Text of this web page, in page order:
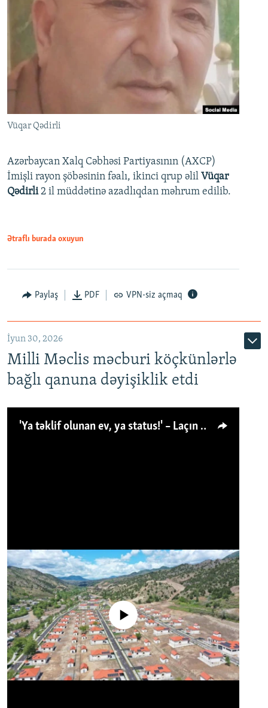
Vüqar Qədirli
Azərbaycan Xalq Cəbhəsi Partiyasının (AXCP)
İmişli rayon şöbəsinin fəalı, ikinci qrup əlil Vüqar
Qədirli2 il müddətinə azadlıqdan məhrum edilib.
Ətraflı burada oxuyun
Paylaş PDF VPN-siz açmaq
İyun 30, 2026
Milli Məclis məcburi köçkünlərlə
bağlı qanuna dəyişiklik etdi
'Ya təklif olunan ev, ya status!' – Laçın köçkünü: 'Laçından başqa heç hara!'
No media source currently available